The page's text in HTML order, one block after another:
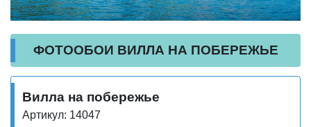
ФОТООБОИ ВИЛЛА НА ПОБЕРЕЖЬЕ
Вилла на побережье
Артикул: 14047